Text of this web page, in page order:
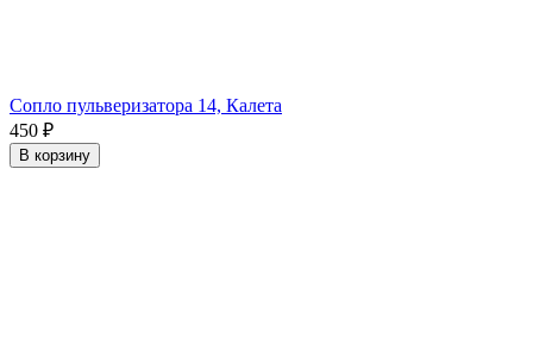
Сопло пульверизатора 14, Калета
450 ₽
В корзину